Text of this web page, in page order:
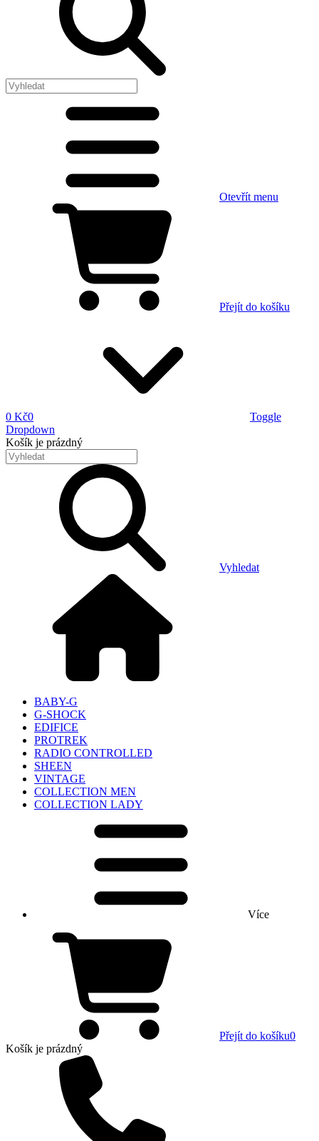
Otevřít menu
Přejít do košíku
0 Kč0
Toggle
Dropdown
Košík je prázdný
Vyhledat
BABY-G
G-SHOCK
EDIFICE
PROTREK
RADIO CONTROLLED
SHEEN
VINTAGE
COLLECTION MEN
COLLECTION LADY
Více
Přejít do košíku0
Košík je prázdný